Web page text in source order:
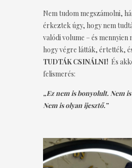
Nem tudom megszámolni,
érkeztek úgy, hogy nem
valódi volume – és mennyien
hogy végre látták, értették,
TUDTÁK CSINÁLNI! És
felismerés:
„Ez nem is bonyolult. Nem
Nem is olyan ijesztő.”